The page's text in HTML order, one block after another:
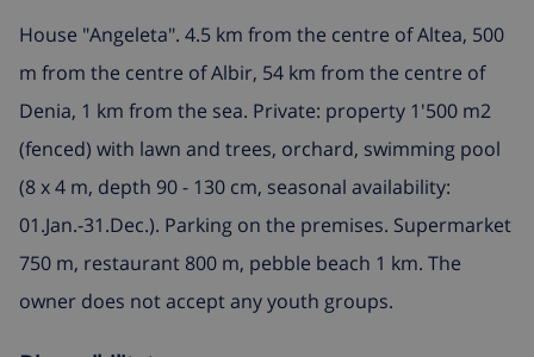
House "Angeleta". 4.5 km from the centre of Altea, 500
m from the centre of Albir, 54 km from the centre of
Denia, 1 km from the sea. Private: property 1'500 m2
(fenced) with lawn and trees, orchard, swimming pool
(8 x 4 m, depth 90 - 130 cm, seasonal availability:
01.Jan.-31.Dec.). Parking on the premises. Supermarket
750 m, restaurant 800 m, pebble beach 1 km. The
owner does not accept any youth groups.